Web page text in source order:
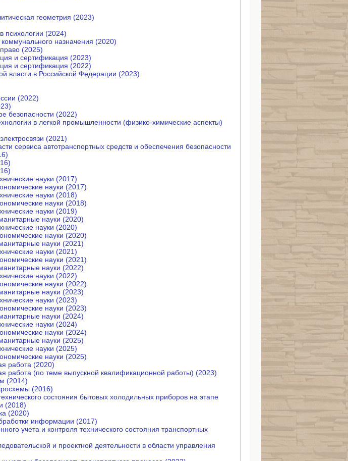
геометрия (2023)
психологии (2024)
назначения (2020)
(2025)
и сертификация (2023)
и сертификация (2022)
власти в Российской Федерации (2023)
(2022)
безопасности (2022)
в легкой промышленности (физико-химические аспекты)
(2021)
сервиса автотранспортных средств и обеспечения безопасности
науки (2017)
науки (2017)
науки (2018)
науки (2018)
науки (2019)
науки (2020)
науки (2020)
науки (2020)
науки (2021)
науки (2021)
науки (2021)
науки (2022)
науки (2022)
науки (2022)
науки (2023)
науки (2023)
науки (2023)
науки (2024)
науки (2024)
науки (2024)
науки (2025)
науки (2025)
науки (2025)
работа (2020)
работа (по теме выпускной квалификационной работы) (2023)
(2014)
(2016)
состояния бытовых холодильных приборов на этапе
(2018)
(2020)
информации (2017)
учета и контроля технического состояния транспортных
и проектной деятельности в области управления